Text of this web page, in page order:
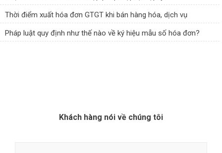
Thời điểm xuất hóa đơn GTGT khi bán hàng hóa, dịch vụ
Pháp luật quy định như thế nào về ký hiệu mẫu số hóa đơn?
Khách hàng nói về chúng tôi